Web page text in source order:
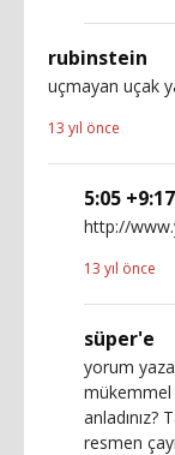
rubinstein
uçmayan uçak
13 yıl önce
5:05
http://
13 yıl önce
süper'e
yorum
mükemmel
anladınız?
resmen